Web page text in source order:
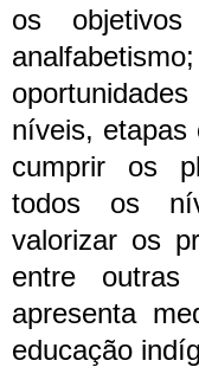
os
níveis, etapas
cumprir os
todos os
valorizar os
entre
apresenta
educação